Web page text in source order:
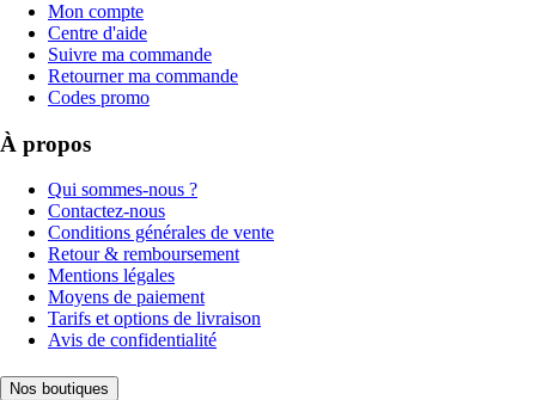
Mon compte
Centre d'aide
Suivre ma commande
Retourner ma commande
Codes promo
À propos
Qui sommes-nous ?
Contactez-nous
Conditions générales de vente
Retour & remboursement
Mentions légales
Moyens de paiement
Tarifs et options de livraison
Avis de confidentialité
Nos boutiques